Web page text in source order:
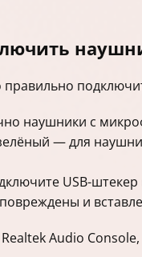
наушники с
— для
USB-
и
Audio